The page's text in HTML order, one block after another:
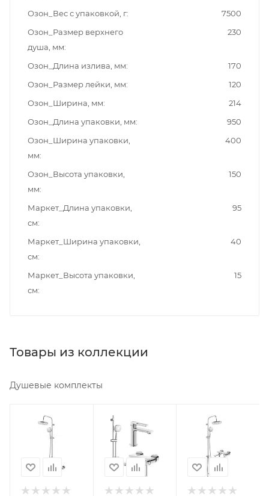
Озон_Вес с упаковкой, г
7500
Озон_Размер верхнего
душа, мм
230
Озон_Длина излива, мм
170
Озон_Размер лейки, мм
120
Озон_Ширина, мм
214
Озон_Длина упаковки, мм
950
Озон_Ширина упаковки,
мм
400
Озон_Высота упаковки,
мм
150
Маркет_Длина упаковки,
см
95
Маркет_Ширина упаковки,
см
40
Маркет_Высота упаковки,
см
15
Товары из коллекции
Душевые комплекты
Минимальная
20820.00
Реквизиты
Душ,
Товар,
Минимальная
цена
22340.00
Реквизиты
Душ,
Товар,
Минимальная
22940.00
Реквизиты
Душ,
Товар,